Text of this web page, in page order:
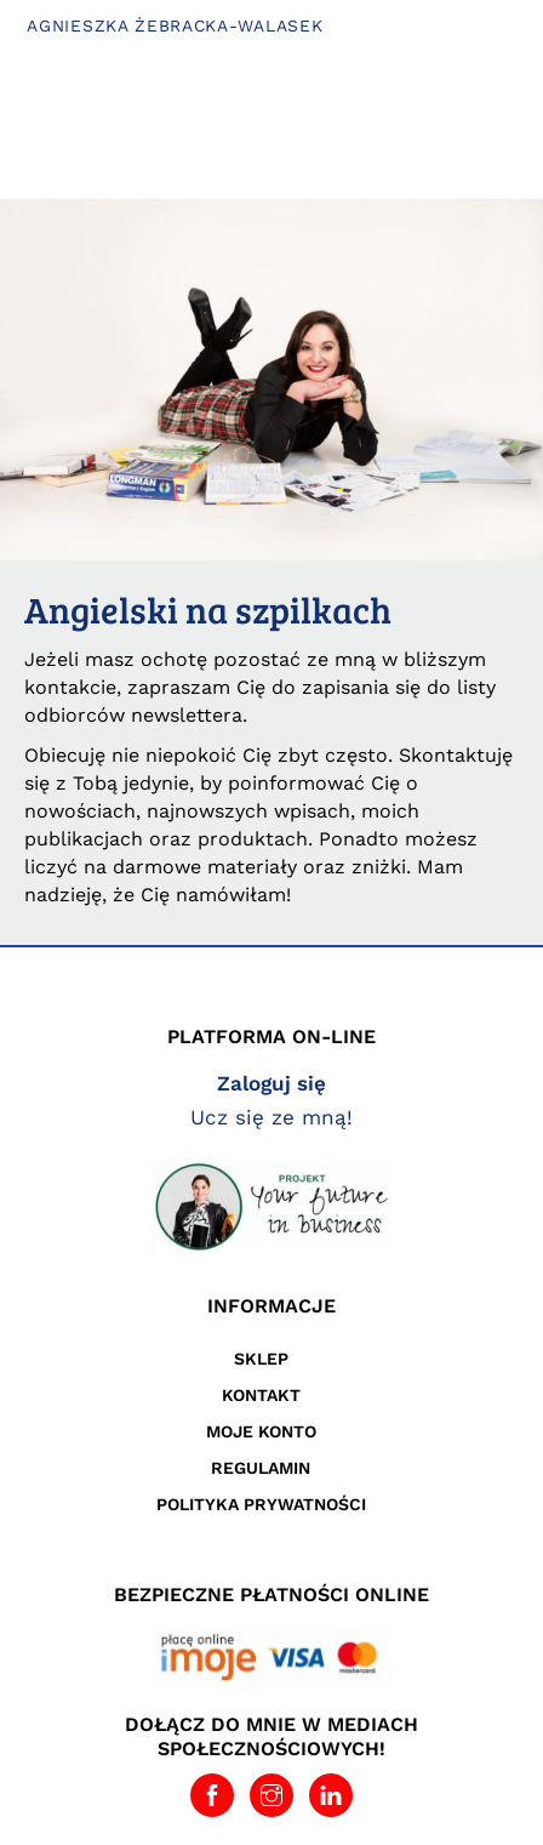
AGNIESZKA ŻEBRACKA-WALASEK
Angielski na szpilkach
Jeżeli masz ochotę pozostać ze mną w bliższym
kontakcie, zapraszam Cię do zapisania się do listy
odbiorców newslettera.
Obiecuję nie niepokoić Cię zbyt często. Skontaktuję
się z Tobą jedynie, by poinformować Cię o
nowościach, najnowszych wpisach, moich
publikacjach oraz produktach. Ponadto możesz
liczyć na darmowe materiały oraz zniżki. Mam
nadzieję, że Cię namówiłam!
PLATFORMA ON-LINE
Zaloguj się
Ucz się ze mną!
INFORMACJE
SKLEP
KONTAKT
MOJE KONTO
REGULAMIN
POLITYKA PRYWATNOŚCI
BEZPIECZNE PŁATNOŚCI ONLINE
DOŁĄCZ DO MNIE W MEDIACH
SPOŁECZNOŚCIOWYCH!